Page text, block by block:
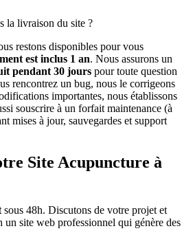
la livraison du site ?
restons disponibles pour vous
est inclus 1 an. Nous assurons un
pendant 30 jours pour toute question
rencontrez un bug, nous le corrigeons
importantes, nous établissons
souscrire à un forfait maintenance (à
mises à jour, sauvegardes et support
Site Acupuncture à
sous 48h. Discutons de votre projet et
un site web professionnel qui génère des